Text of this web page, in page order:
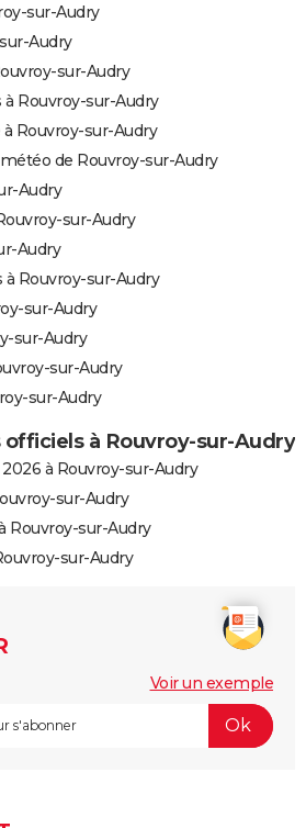
sur-Audry
Audry
sur-Audry
Rouvroy-sur-Audry
Rouvroy-sur-Audry
de Rouvroy-sur-Audry
Audry
sur-Audry
Audry
Rouvroy-sur-Audry
sur-Audry
sur-Audry
sur-Audry
sur-Audry
à Rouvroy-sur-Audry
à Rouvroy-sur-Audry
sur-Audry
Rouvroy-sur-Audry
sur-Audry
Voir un exemple